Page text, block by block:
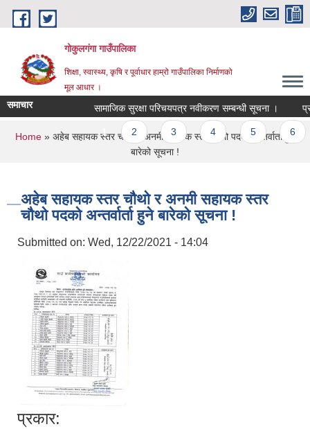
Skip to main content
गोकुलगंगा गाउँपालिका
शिक्षा, स्वास्थ्य, कृषि र पूर्वाधार हाम्रो गाउँपालिका निर्माणको
मूल आधार ।
समाचार सामाजिक सुरक्षा परिचयपत्र नवीकरण सम्बन्धी सूचना ।
Pages
1
You are here
Home» अहेब सहायक स्तर चौथो र अनमी सहायक स्तर चौथो पदको अन्तर्वार्ता हुने
बारेको सूचना !
अहेब सहायक स्तर चौथो र अनमी सहायक स्तर
चौथो पदको अन्तर्वार्ता हुने बारेको सूचना !
Submitted on: Wed, 12/22/2021 - 14:04
प्रकार: